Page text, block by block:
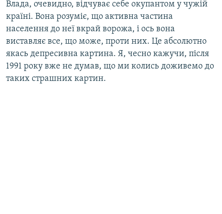
Влада, очевидно, відчуває себе окупантом у чужій
країні. Вона розуміє, що активна частина
населення до неї вкрай ворожа, і ось вона
виставляє все, що може, проти них. Це абсолютно
якась депресивна картина. Я, чесно кажучи, після
1991 року вже не думав, що ми колись доживемо до
таких страшних картин.